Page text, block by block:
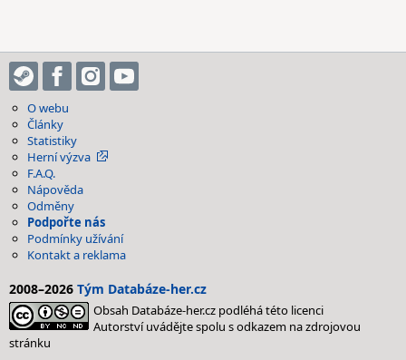
O webu
Články
Statistiky
Herní výzva
F.A.Q.
Nápověda
Odměny
Podpořte nás
Podmínky užívání
Kontakt a reklama
2008–2026 Tým Databáze-her.cz
Obsah Databáze-her.cz podléhá této licenci
Autorství uvádějte spolu s odkazem na zdrojovou
stránku